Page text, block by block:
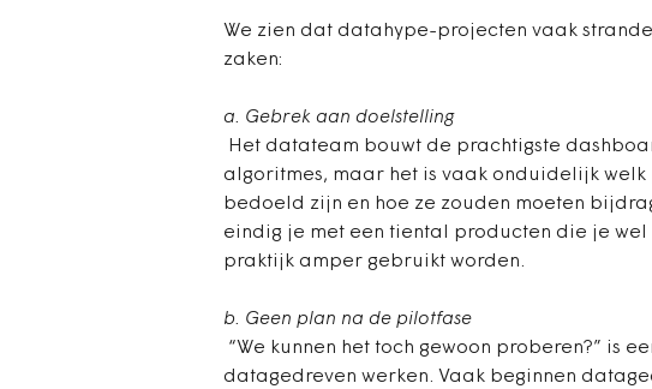
We zien dat datahype-projecten vaak
zaken:
a. Gebrek aan doelstelling
Het datateam bouwt de prachtigste
algoritmes, maar het is vaak onduidelijk
bedoeld zijn en hoe ze zouden moeten
eindig je met een tiental producten die je
praktijk amper gebruikt worden.
b. Geen plan na de pilotfase
“We kunnen het toch gewoon proberen?” is
datagedreven werken. Vaak beginnen